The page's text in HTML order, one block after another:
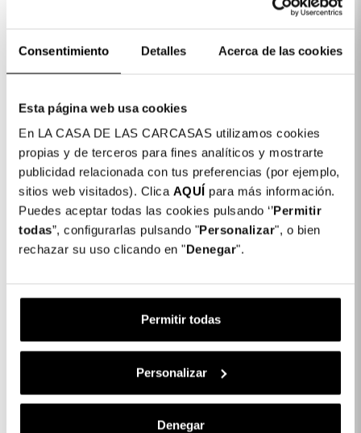
Consentimiento Detalles Acerca de las cookies
Esta página web usa cookies
En LA CASA DE LAS CARCASAS utilizamos cookies
propias y de terceros para fines analíticos y mostrarte
publicidad relacionada con tus preferencias (por ejemplo,
sitios web visitados). Clica AQUÍ para más información.
Puedes aceptar todas las cookies pulsando ‘’Permitir
todas”, configurarlas pulsando "Personalizar", o bien
rechazar su uso clicando en "Denegar".
Permitir todas
Personalizar
Denegar
Capas que asseguram uma proteção completa: frontal,
Tato suave e agradável, com cores da moda
Compatível com uma variedade de dispositivos.
Comodidade, design e proteção numa só capa.
Detalhes do produto
Cor: Preto
COLORES DISPONIBLES
Preto
Descrição
CARACTERÍSTICAS DO PRODUTO